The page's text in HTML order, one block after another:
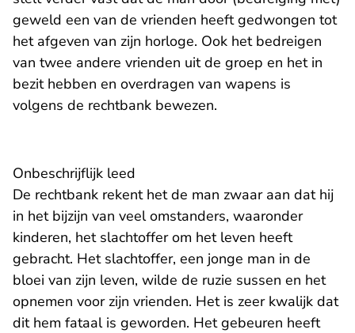
geweld een van de vrienden heeft gedwongen tot
het afgeven van zijn horloge. Ook het bedreigen
van twee andere vrienden uit de groep en het in
bezit hebben en overdragen van wapens is
volgens de rechtbank bewezen.
Onbeschrijflijk leed
De rechtbank rekent het de man zwaar aan dat hij
in het bijzijn van veel omstanders, waaronder
kinderen, het slachtoffer om het leven heeft
gebracht. Het slachtoffer, een jonge man in de
bloei van zijn leven, wilde de ruzie sussen en het
opnemen voor zijn vrienden. Het is zeer kwalijk dat
dit hem fataal is geworden. Het gebeuren heeft